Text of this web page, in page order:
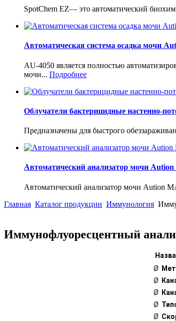
SpotChem EZ— это автоматический
Автоматическая система осадка мочи
AU-4050 является полностью
мочи... Подробнее
Облучатели бактерицидные настенно-
Предназначены для быстрого
Автоматический анализатор мочи
Автоматический анализатор мочи Aution
Главная Каталог продукции Иммунология
Иммунофлуоресцентный
Ø
Ø
Ø
Ø
Ø